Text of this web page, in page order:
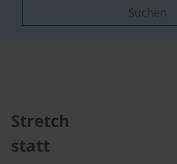
Suchen
Stretch
statt